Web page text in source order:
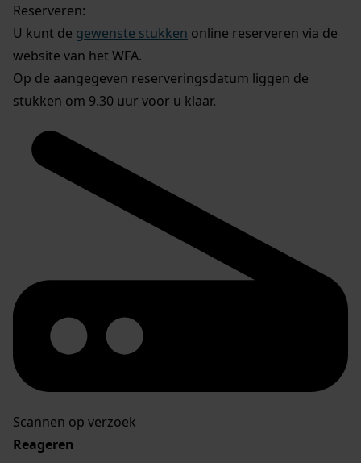
Reserveren:
U kunt de gewenste stukken online reserveren via de
website van het WFA.
Op de aangegeven reserveringsdatum liggen de
stukken om 9.30 uur voor u klaar.
Scannen op verzoek
Reageren